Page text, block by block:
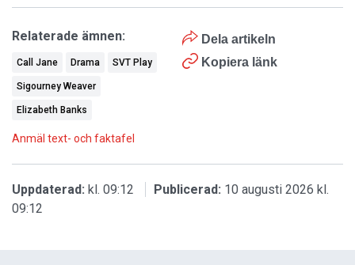
Dela artikeln
Kopiera länk
Relaterade ämnen:
Call Jane Drama SVT Play
Sigourney Weaver
Elizabeth Banks
Anmäl text- och faktafel
Uppdaterad: kl. 09:12 Publicerad: 10 augusti 2026 kl.
09:12